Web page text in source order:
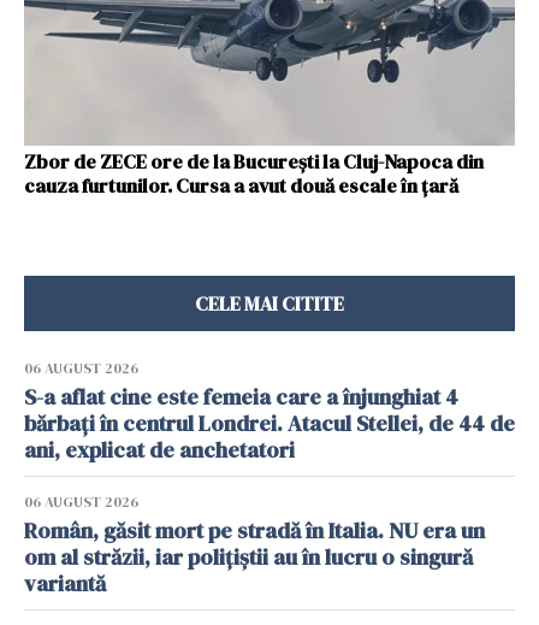
Zbor de ZECE ore de la Bucureşti la Cluj-Napoca din
cauza furtunilor. Cursa a avut două escale în ţară
CELE MAI CITITE
06 AUGUST 2026
S-a aflat cine este femeia care a înjunghiat 4
bărbați în centrul Londrei. Atacul Stellei, de 44 de
ani, explicat de anchetatori
06 AUGUST 2026
Român, găsit mort pe stradă în Italia. NU era un
om al străzii, iar polițiștii au în lucru o singură
variantă